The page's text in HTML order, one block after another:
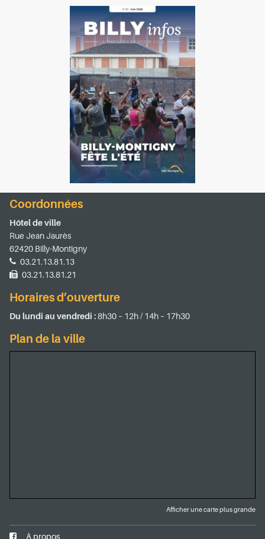
Coordonnées
Hôtel de ville
Rue Jean Jaurès
62420 Billy-Montigny
03.21.13.81.13
03.21.13.81.21
Horaires d’ouverture
Du lundi au vendredi :8h30 – 12h / 14h – 17h30
Plan de la ville
Afficher une carte plus grande
Facebook
À propos